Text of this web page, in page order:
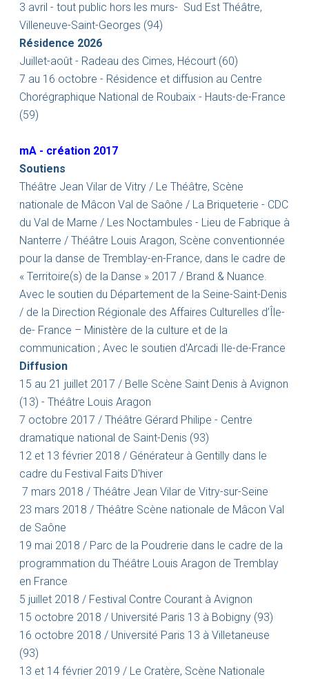
3 avril - tout public hors les murs- Sud Est Théâtre,
Villeneuve-Saint-Georges (94)
Résidence 2026
Juillet-août - Radeau des Cimes, Hécourt (60)
7 au 16 octobre - Résidence et diffusion au Centre
Chorégraphique National de Roubaix - Hauts-de-France
(59)
mA - création 2017
Soutiens
Théâtre Jean Vilar de Vitry / Le Théâtre, Scène
nationale de Mâcon Val de Saône / La Briqueterie - CDC
du Val de Marne / Les Noctambules - Lieu de Fabrique à
Nanterre / Théâtre Louis Aragon, Scène conventionnée
pour la danse de Tremblay-en-France, dans le cadre de
« Territoire(s) de la Danse » 2017 / Brand & Nuance.
Avec le soutien du Département de la Seine-Saint-Denis
/ de la Direction Régionale des Affaires Culturelles d’Île-
de- France – Ministère de la culture et de la
communication ; Avec le soutien d'Arcadi Ile-de-France
Diffusion
15 au 21 juillet 2017 / Belle Scène Saint Denis à Avignon
(13) - Théâtre Louis Aragon
7 octobre 2017 / Théâtre Gérard Philipe - Centre
dramatique national de Saint-Denis (93)
12 et 13 février 2018 / Générateur à Gentilly dans le
cadre du Festival Faits D'hiver
7 mars 2018 / Théâtre Jean Vilar de Vitry-sur-Seine
23 mars 2018 / Théâtre Scène nationale de Mâcon Val
de Saône
19 mai 2018 / Parc de la Poudrerie dans le cadre de la
programmation du Théâtre Louis Aragon de Tremblay
en France
5 juillet 2018 / Festival Contre Courant à Avignon
15 octobre 2018 / Université Paris 13 à Bobigny (93)
16 octobre 2018 / Université Paris 13 à Villetaneuse
(93)
13 et 14 février 2019 / Le Cratère, Scène Nationale